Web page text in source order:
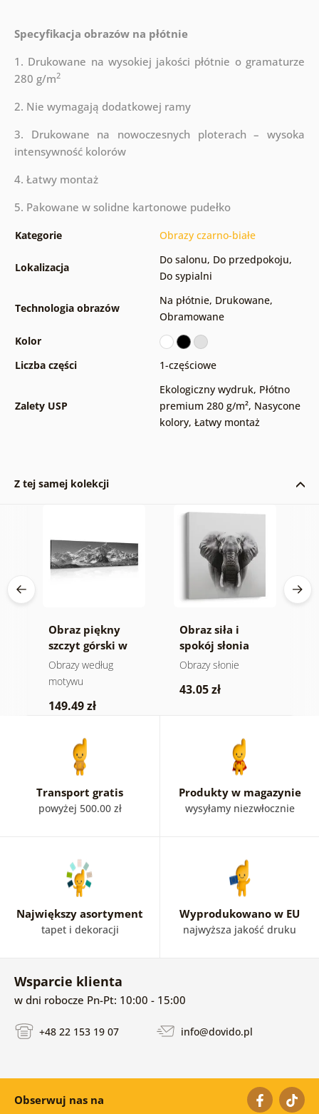
Specyfikacja obrazów na płótnie
1. Drukowane na wysokiej jakości płótnie o gramaturze
280 g/m2
2. Nie wymagają dodatkowej ramy
3. Drukowane na nowoczesnych ploterach – wysoka
intensywność kolorów
4. Łatwy montaż
5. Pakowane w solidne kartonowe pudełko
Kategorie Obrazy czarno-białe
Lokalizacja
Do salonu, Do przedpokoju,
Do sypialni
Technologia obrazów
Na płótnie, Drukowane,
Obramowane
Kolor
Liczba części
1-częściowe
Zalety USP
Ekologiczny wydruk, Płótno
premium 280 g/m², Nasycone
kolory, Łatwy montaż
Z tej samej kolekcji
Obraz piękny
szczyt górski w
wersji czarno-
białej
Obrazy według
motywu
149.49 zł
Obraz siła i
spokój słonia
Obrazy słonie
43.05 zł
Transport gratis
powyżej 500.00 zł
Produkty w magazynie
wysyłamy niezwłocznie
Największy asortyment
tapet i dekoracji
Wyprodukowano w EU
najwyższa jakość druku
Wsparcie klienta
w dni robocze Pn-Pt: 10:00 - 15:00
+48 22 153 19 07 info@dovido.pl
Obserwuj nas na